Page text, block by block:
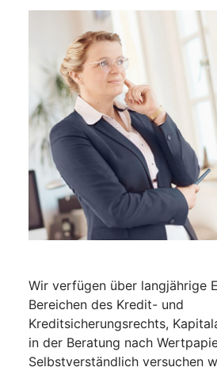
Wir verfügen über langjährige
Bereichen des Kredit- und
Kreditsicherungsrechts,
in der Beratung nach
Selbstverständlich versuchen